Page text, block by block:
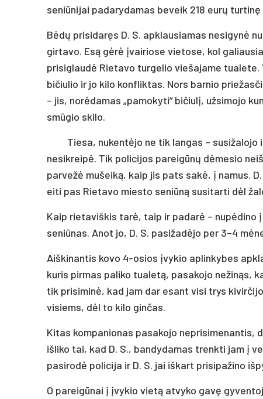
seniūnijai padarydamas beveik 218 eurų turtinę
Bėdų prisidaręs D. S. apklausiamas nesigynė
girtavo. Esą gėrė įvairiose vietose, kol
prisiglaudė Rietavo turgelio viešajame
bičiulio ir jo kilo konfliktas. Nors barnio
– jis, norėdamas „pamokyti“ bičiulį, užsimojo
smūgio skilo.
Tiesa, nukentėjo ne tik langas –
nesikreipė. Tik policijos pareigūnų dėmesio
parvežė mušeiką, kaip jis pats sakė, į namus.
eiti pas Rietavo miesto seniūną susitarti dėl
Kaip rietaviškis tarė, taip ir padarė –
seniūnas. Anot jo, D. S. pasižadėjo per 3–4
Aiškinantis kovo 4-osios įvykio aplinkybes
kuris pirmas paliko tualetą, pasakojo nežinąs,
tik prisiminė, kad jam dar esant visi trys
visiems, dėl to kilo ginčas.
Kitas kompanionas pasakojo
išliko tai, kad D. S., bandydamas trenkti jam į
pasirodė policija ir D. S. jai iškart prisipažino
O pareigūnai į įvykio vietą atvyko gavę